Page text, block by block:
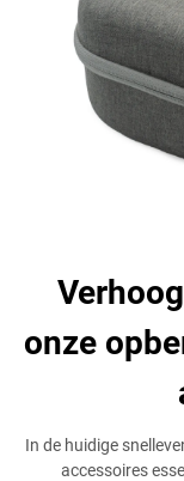
onze
In de huidige
accessoires